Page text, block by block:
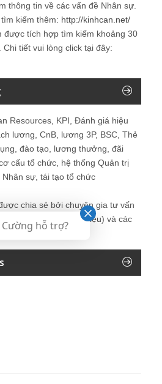
thông tin về các vấn đề Nhân sự
kiếm thêm: http://kinhcan.net/
được tích hợp tìm kiếm khoảng 30
Chi tiết vui lòng click tại đây:
Resources, KPI, Đánh giá hiệu
lương, CnB, lương 3P, BSC, Thẻ
đào tạo, lương thưởng, đãi
cấu tổ chức, hệ thống Quản trị
sự, tái tạo tổ chức
chia sẻ bởi chuyên gia tư vấn
Hùng Cường (
giới thiệu) và các
đồng Nhân sự.
Cường hỗ trợ?